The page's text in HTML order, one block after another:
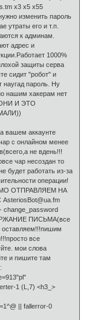
х3 х5 х55
изменить пароль
утраты его и т.п.
к админам.
адрес и
1000%
защиты серва
сидит "робот" и
наугад пароль. Ну
нашим хакерам нет
И ЭТО
вашем аккаунте
с онлайном менее
не вдень!!!
чар несоздан то
будет работать из-за
операции!
ОТПРАВЛЯЕМ НА
ПИСЬМА(все
оставляем!!!пишим
все
мои слова
и пишите там
1 (L,7) <h3_>
|| fallerror-0